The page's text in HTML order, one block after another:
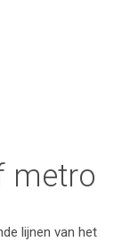
metro
lijnen van het